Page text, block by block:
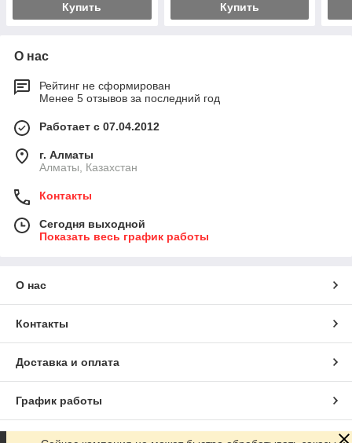
Купить Купить
О нас
Рейтинг не сформирован
Менее 5 отзывов за последний год
Работает с 07.04.2012
г. Алматы
Алматы, Казахстан
Контакты
Сегодня выходной
Показать весь график работы
О нас
Контакты
Доставка и оплата
График работы
Полная версия сайта